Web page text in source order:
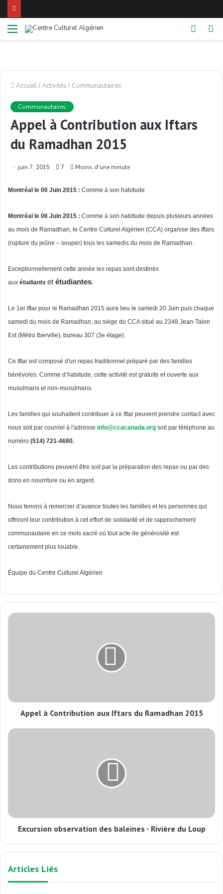
Menu
Switch
Accueil/Activités / Communautaires
Communautaires
Appel à Contribution aux Iftars
du Ramadhan 2015
juin 7, 2015 7 Moins d'une minute
Montréal le 06 Juin 2015 : Comme à son habitude
Montréal le 06 Juin 2015 : Comme à son habitude depuis plusieurs années
au mois de Ramadhan, le Centre Culturel Algérien (CCA) organise des Iftars
(rupture du jeûne – souper) tous les samedis du mois de Ramadhan.
Exceptionnellement cette année les repas sont destinés
aux étudiants et étudiantes.
Le 1er Iftar pour le Ramadhan 2015 aura lieu le samedi 20 Juin puis chaque
samedi du mois de Ramadhan, au siège du CCA situé au 2348 Jean-Talon
Est(Métro Iberville), bureau 307 (3e étage).
Ce Iftar est composé d'un repas traditionnel préparé par des familles
bénévoles. Comme d’habitude, cette activité est gratuite etouverte aux
musulmans etnon-musulmans.
Les familles qui souhaitent contribuer à ce Iftar peuvent prendre contactavec
nous soitpar courriel à l'adresse info@ccacanada.org soitpar téléphone au
numéro (514) 721-4680.
Les contributions peuvent être soitpar la préparation des repas ou par des
dons en nourriture ou en argent.
Nous tenons à remercier d’avance toutes les familles et les personnes qui
offriront leur contribution à ceteffort de solidarité et de rapprochement
communautaire en ce mois sacré où toutacte de générosité est
certainementplus louable.
Équipe du Centre Culturel Algérien
Appel à Contribution aux Iftars du Ramadhan 2015
Excursion observation des baleines - Rivière du Loup
Articles Liés